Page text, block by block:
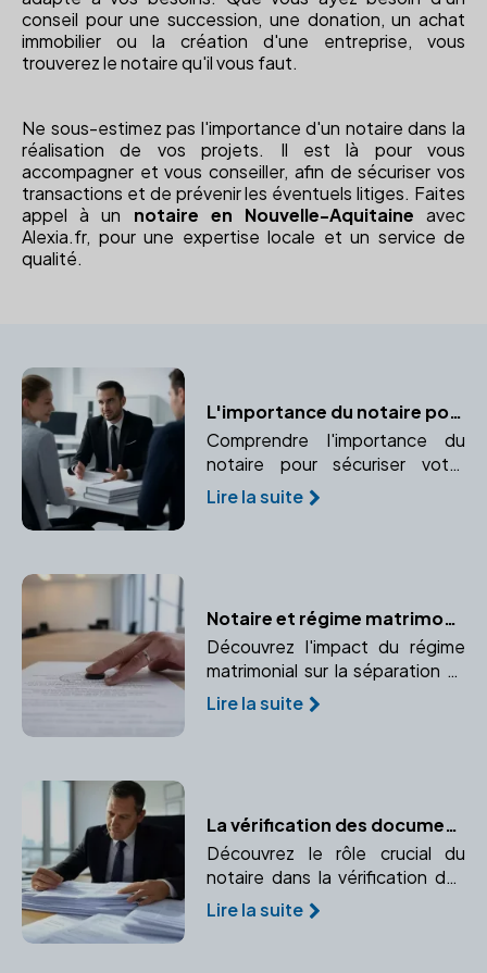
conseil pour une succession, une donation, un achat
immobilier ou la création d'une entreprise, vous
trouverez le notaire qu'il vous faut.
Ne sous-estimez pas l'importance d'un notaire dans la
réalisation de vos projets. Il est là pour vous
accompagner et vous conseiller, afin de sécuriser vos
transactions et de prévenir les éventuels litiges. Faites
appel à un notaire en Nouvelle-Aquitaine avec
Alexia.fr, pour une expertise locale et un service de
qualité.
L'importance du notaire pour sécuriser votre mariage
Comprendre l'importance du
notaire pour sécuriser votre
mariage et protéger vos
intérêts juridiques et financiers.
Lire la suite
Notaire et régime matrimonial : Quelles conséquences lors d'un divorce ?
Découvrez l'impact du régime
matrimonial sur la séparation et
comment un notaire peut vous
accompagner dans cette
Lire la suite
La vérification des documents immobiliers par le notaire
Découvrez le rôle crucial du
notaire dans la vérification des
documents immobiliers pour
garantir la conformité et la
Lire la suite